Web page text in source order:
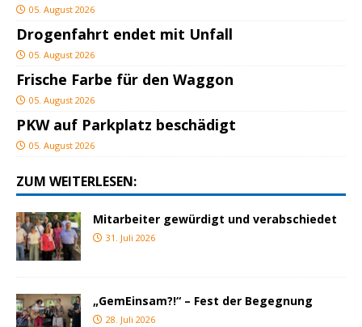
05. August 2026
Drogenfahrt endet mit Unfall
05. August 2026
Frische Farbe für den Waggon
05. August 2026
PKW auf Parkplatz beschädigt
05. August 2026
ZUM WEITERLESEN:
Mitarbeiter gewürdigt und verabschiedet
31. Juli 2026
„GemEinsam?!“ – Fest der Begegnung
28. Juli 2026